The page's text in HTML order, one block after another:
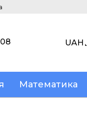
UAH
Математика